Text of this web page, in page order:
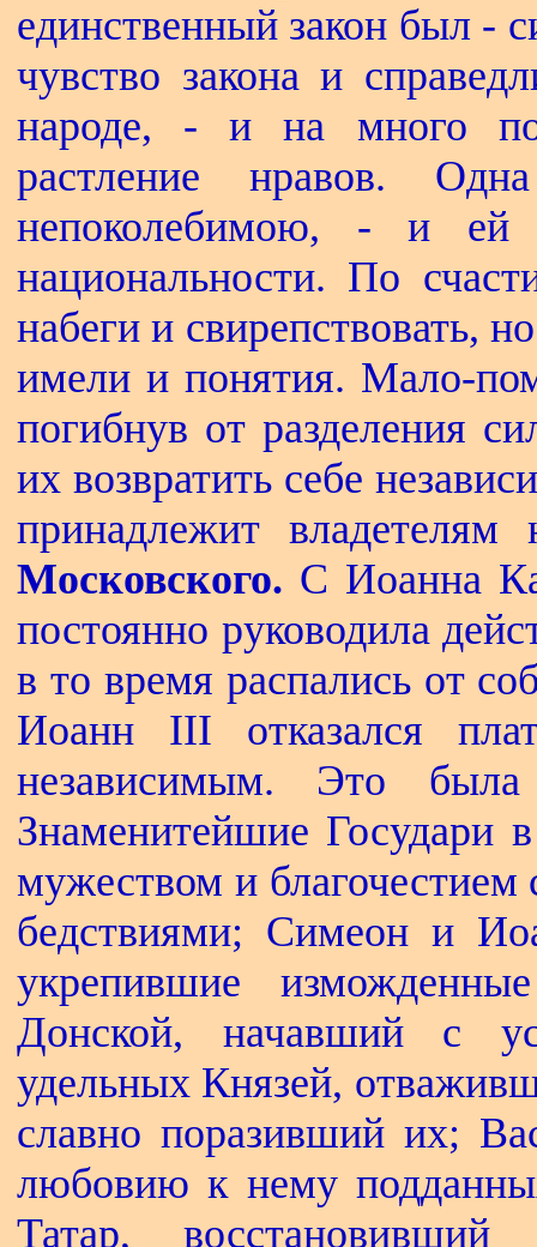
единственный закон был -
чувство закона и
народе, - и на много
растление нравов.
непоколебимою, - и ей
национальности. По
набеги и свирепствовать,
имели и понятия. Мало-
погибнув от разделения
их возвратить себе
принадлежит владетелям
Московского. С Иоанна
постоянно руководила
в то время распались от
Иоанн III отказался
независимым. Это
Знаменитейшие Государи
мужеством и
бедствиями; Симеон и
укрепившие
Донской, начавший с
удельных Князей,
славно поразивший их;
любовию к нему
Татар,